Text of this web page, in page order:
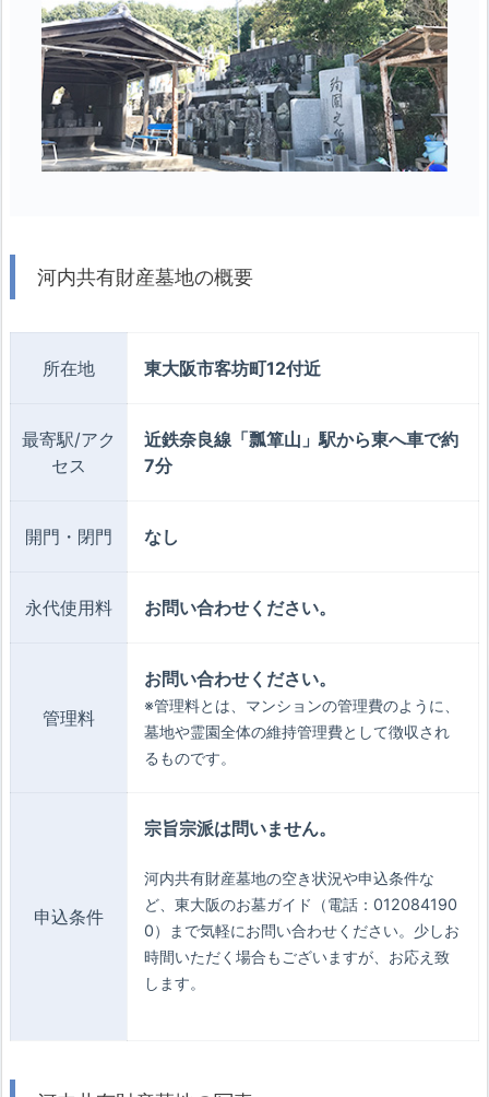
河内共有財産墓地の概要
所在地 東大阪市客坊町12付近
最寄駅/アク
セス
近鉄奈良線「瓢箪山」駅から東へ車で約
7分
開門・閉門 なし
永代使用料 お問い合わせください。
管理料
お問い合わせください。
※管理料とは、マンションの管理費のように、
墓地や霊園全体の維持管理費として徴収され
るものです。
申込条件
宗旨宗派は問いません。
河内共有財産墓地の空き状況や申込条件な
ど、東大阪のお墓ガイド（電話：012084190
0）まで気軽にお問い合わせください。少しお
時間いただく場合もございますが、お応え致
します。